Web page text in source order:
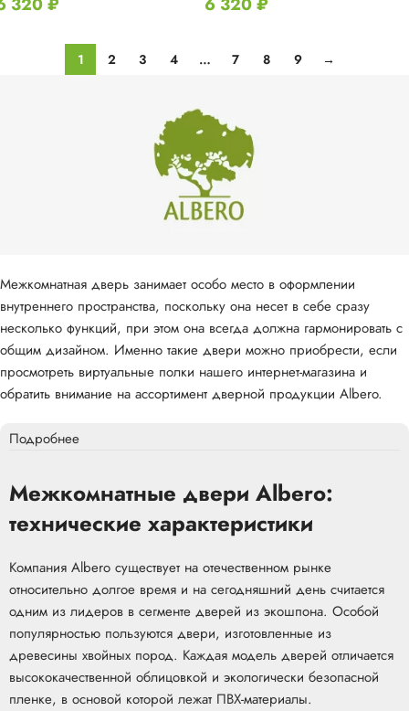
320₽ 6 320₽
1 2 3 4 … 7 8 9 →
Межкомнатная дверь занимает особо место в оформлении
внутреннего пространства, поскольку она несет в себе сразу
несколько функций, при этом она всегда должна гармонировать с
общим дизайном. Именно такие двери можно приобрести, если
просмотреть виртуальные полки нашего интернет-магазина и
обратить внимание на ассортимент дверной продукции Albero.
Подробнее
Межкомнатные двери Albero:
технические характеристики
Компания Albero существует на отечественном рынке
относительно долгое время и на сегодняшний день считается
одним из лидеров в сегменте дверей из экошпона. Особой
популярностью пользуются двери, изготовленные из
древесины хвойных пород. Каждая модель дверей отличается
высококачественной облицовкой и экологически безопасной
пленке, в основой которой лежат ПВХ-материалы.